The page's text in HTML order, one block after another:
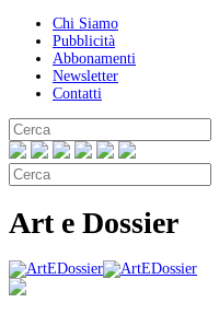
Chi Siamo
Pubblicità
Abbonamenti
Newsletter
Contatti
Art e Dossier